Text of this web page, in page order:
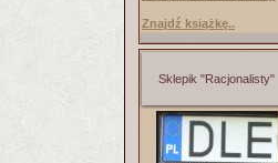
Znajdź książkę..
Sklepik "Racjonalisty"